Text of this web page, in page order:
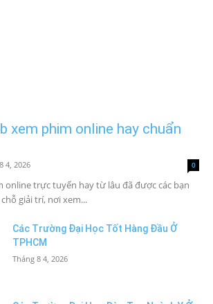
xem phim online hay chuẩn
4, 2026 0
online trực tuyến hay từ lâu đã được các bạn
giải trí, nơi xem...
Các Trường Đại Học Tốt Hàng Đầu Ở
TPHCM
Tháng 8 4, 2026